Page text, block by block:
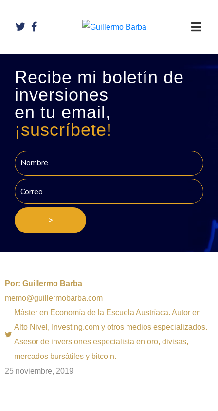
Recibe mi boletín de
inversiones
en tu email,
¡suscríbete!
>
Por: Guillermo Barba
memo@guillermobarba.com
Máster en Economía de la Escuela Austríaca. Autor en
Alto Nivel, Investing.com y otros medios especializados.
Asesor de inversiones especialista en oro, divisas,
mercados bursátiles y bitcoin.
25 noviembre, 2019